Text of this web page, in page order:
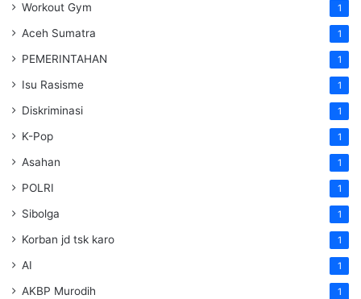
Workout Gym 1
Aceh Sumatra 1
PEMERINTAHAN 1
Isu Rasisme 1
Diskriminasi 1
K-Pop 1
Asahan 1
POLRI 1
Sibolga 1
Korban jd tsk karo 1
AI 1
AKBP Murodih 1